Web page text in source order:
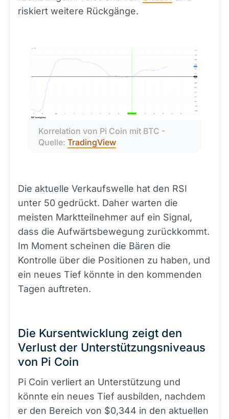
riskiert weitere Rückgänge.
Korrelation von Pi Coin mit BTC -
Quelle: TradingView
Die aktuelle Verkaufswelle hat den RSI
unter 50 gedrückt. Daher warten die
meisten Marktteilnehmer auf ein Signal,
dass die Aufwärtsbewegung zurückkommt.
Im Moment scheinen die Bären die
Kontrolle über die Positionen zu haben, und
ein neues Tief könnte in den kommenden
Tagen auftreten.
Die Kursentwicklung zeigt den
Verlust der Unterstützungsniveaus
von Pi Coin
Pi Coin verliert an Unterstützung und
könnte ein neues Tief ausbilden, nachdem
er den Bereich von $0,344 in den aktuellen